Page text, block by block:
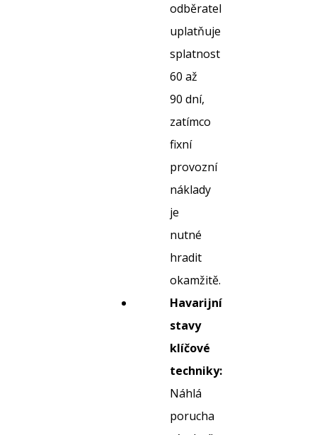
odběratel
uplatňuje
splatnost
60 až
90 dní,
zatímco
fixní
provozní
náklady
je
nutné
hradit
okamžitě.
Havarijní
stavy
klíčové
techniky:
Náhlá
porucha